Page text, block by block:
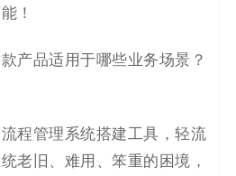
！
产品适用于哪些业务场景？
程管理系统搭建工具，轻流
老旧、难用、笨重的困境，